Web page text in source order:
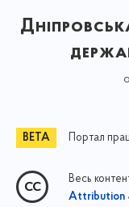
Портал
Весь
Attribution